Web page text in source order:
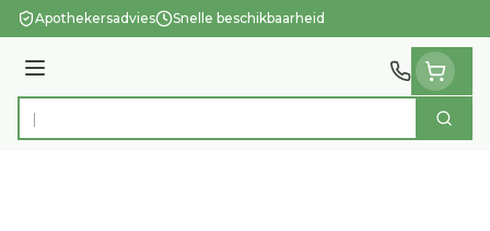
Ga naar de inhoud
Apothekersadvies Snelle beschikbaarheid
Menu
Product, merk, categorie... Zoek